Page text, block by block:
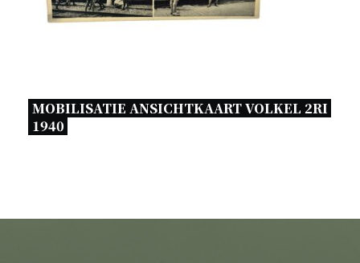
MOBILISATIE ANSICHTKAART VOLKEL 2RI
1940